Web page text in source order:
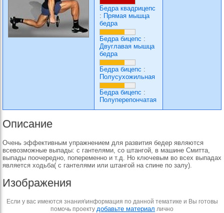
Бедра квадрицепс
: Прямая мышца
бедра
Бедра бицепс :
Двуглавая мышца
бедра
Бедра бицепс :
Полусухожильная
Бедра бицепс :
Полуперепончатая
Описание
Очень эффективным упражнением для развития бедер являются
всевозможные выпады: с гантелями, со штангой, в машине Смитта,
выпады поочередно, попеременно и т.д. Но ключевым во всех выпадах
является ходьба( с гантелями или штангой на спине по залу).
Изображения
Если у вас имеются знания\информация по данной тематике и Вы готовы
помочь проекту добавьте материал лично